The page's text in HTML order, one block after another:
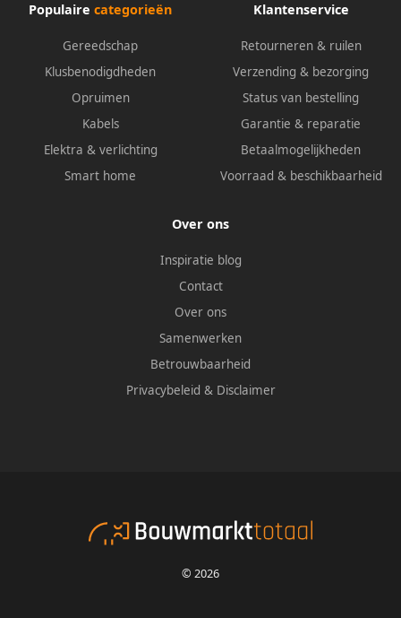
Populaire categorieën
Gereedschap
Klusbenodigdheden
Opruimen
Kabels
Elektra & verlichting
Smart home
Klantenservice
Retourneren & ruilen
Verzending & bezorging
Status van bestelling
Garantie & reparatie
Betaalmogelijkheden
Voorraad & beschikbaarheid
Over ons
Inspiratie blog
Contact
Over ons
Samenwerken
Betrouwbaarheid
Privacybeleid & Disclaimer
© 2026